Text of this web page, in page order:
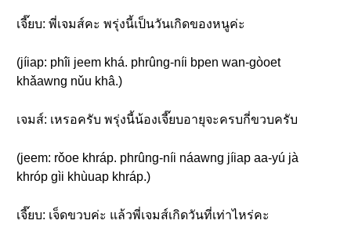
เจี๊ยบ: พี่เจมส์คะ พรุ่งนี้เป็นวันเกิดของหนูค่ะ
(jíiap: phîi jeem khá. phrûng-níi bpen wan-gòoet
khǎawng nǔu khâ.)
เจมส์: เหรอครับ พรุ่งนี้น้องเจี๊ยบอายุจะครบกี่ขวบครับ
(jeem: rǒoe khráp. phrûng-níi náawng jíiap aa-yú jà
khróp gìi khùuap khráp.)
เจี๊ยบ: เจ็ดขวบค่ะ แล้วพี่เจมส์เกิดวันที่เท่าไหร่คะ